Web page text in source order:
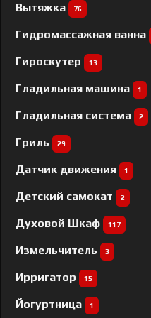
Вытяжка 76
Гидромассажная ванна
Гироскутер 13
Гладильная машина 1
Гладильная система 2
Гриль 29
Датчик движения 1
Детский самокат 2
Духовой Шкаф 117
Измельчитель 3
Ирригатор 15
Йогуртница 1